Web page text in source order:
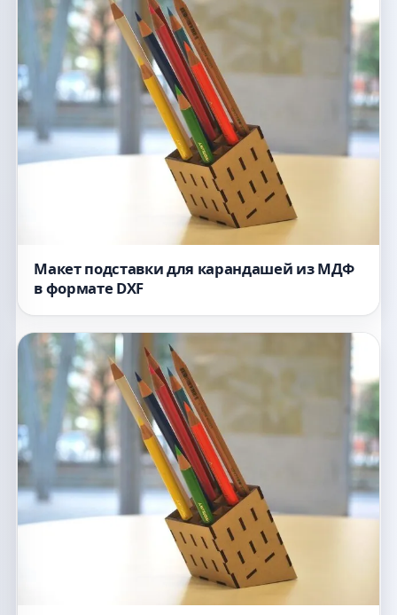
Макет подставки для карандашей из МДФ
в формате DXF